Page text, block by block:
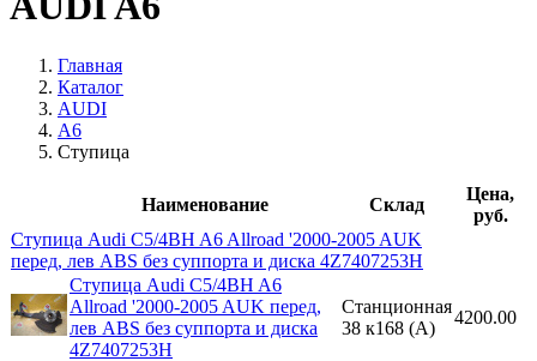
Главная
Каталог
AUDI
A6
Ступица
Наименование Склад
Цена,
руб.
Ступица Audi C5/4BH A6 Allroad '2000-2005 AUK
перед, лев ABS без суппорта и диска 4Z7407253H
Ступица Audi C5/4BH A6
Allroad '2000-2005 AUK перед,
лев ABS без суппорта и диска
4Z7407253H
Станционная
38 к168 (A)
4200.00